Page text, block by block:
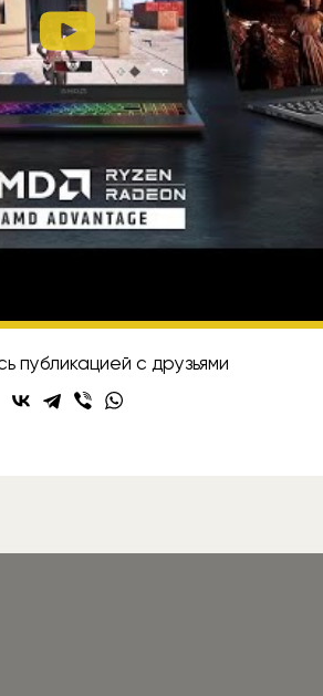
публикацией с друзьями